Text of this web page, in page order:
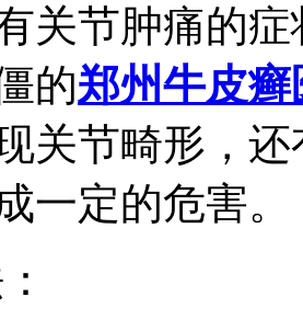
关节肿痛的
的郑州牛皮癣
关节畸形，
一定的危害。